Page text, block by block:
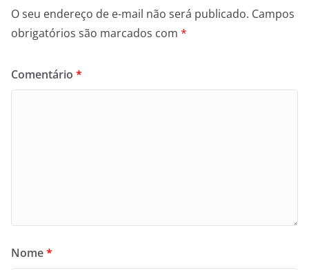
O seu endereço de e-mail não será publicado. Campos
obrigatórios são marcados com *
Comentário *
Nome*